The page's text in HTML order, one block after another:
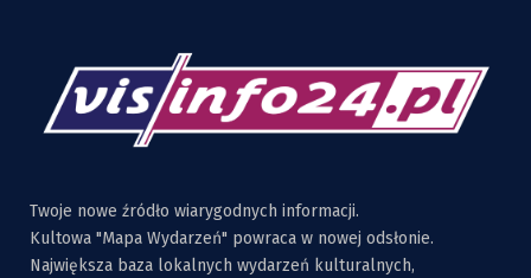
Twoje nowe źródło wiarygodnych informacji.
Kultowa "Mapa Wydarzeń" powraca w nowej odsłonie.
Największa baza lokalnych wydarzeń kulturalnych,